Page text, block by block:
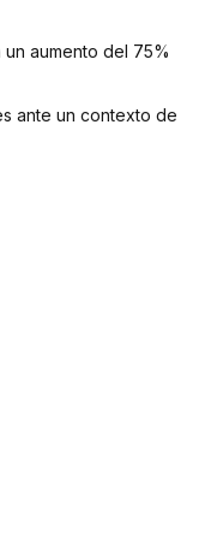
un aumento del 75%
ante un contexto de